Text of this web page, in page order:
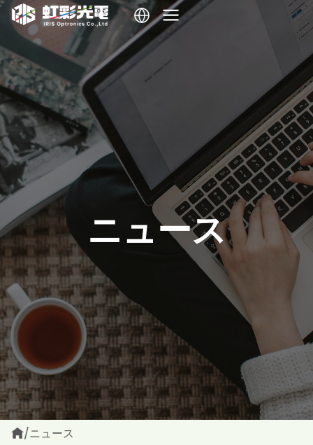
内
を
ス
キ
ッ
プ
ニュース
/ニュース